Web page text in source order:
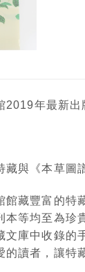
2019年最新出
藏與《本草圖
館藏豐富的特
本等均至為珍
文庫中收錄的
的讀者，讓特